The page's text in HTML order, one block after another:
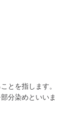
とを指します。
分染めといいま